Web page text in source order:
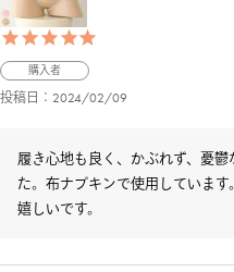
購入者
投稿日 2024/02/09
履き心地も良く、かぶれず、憂
た。布ナプキンで使用していま
嬉しいです。